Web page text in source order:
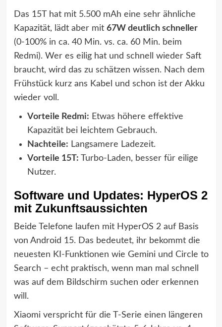
Das 15T hat mit 5.500 mAh eine sehr ähnliche
Kapazität, lädt aber mit 67W deutlich schneller
(0-100% in ca. 40 Min. vs. ca. 60 Min. beim
Redmi). Wer es eilig hat und schnell wieder Saft
braucht, wird das zu schätzen wissen. Nach dem
Frühstück kurz ans Kabel und schon ist der Akku
wieder voll.
Vorteile Redmi: Etwas höhere effektive
Kapazität bei leichtem Gebrauch.
Nachteile: Langsamere Ladezeit.
Vorteile 15T: Turbo-Laden, besser für eilige
Nutzer.
Software und Updates: HyperOS 2
mit Zukunftsaussichten
Beide Telefone laufen mit HyperOS 2 auf Basis
von Android 15. Das bedeutet, ihr bekommt die
neuesten KI-Funktionen wie Gemini und Circle to
Search – echt praktisch, wenn man mal schnell
was auf dem Bildschirm suchen oder erkennen
will.
Xiaomi verspricht für die T-Serie einen längeren